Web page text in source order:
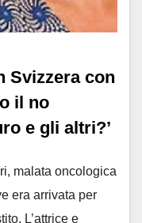
Svizzera con
il no
e gli altri?’
malata oncologica
era arrivata per
L’attrice e